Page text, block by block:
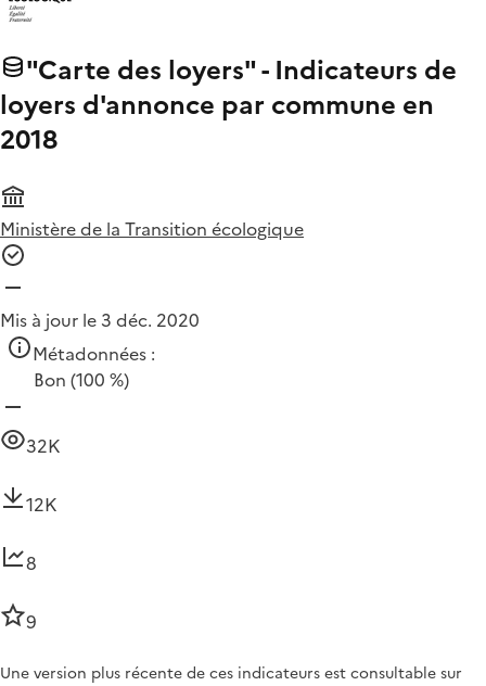
"Carte des loyers" - Indicateurs de
loyers d'annonce par commune en
2018
Ministère de la Transition écologique
Mis à jour le 3 déc. 2020
Métadonnées :
Bon (100 %)
32K
12K
8
9
Une version plus récente de ces indicateurs est consultable sur